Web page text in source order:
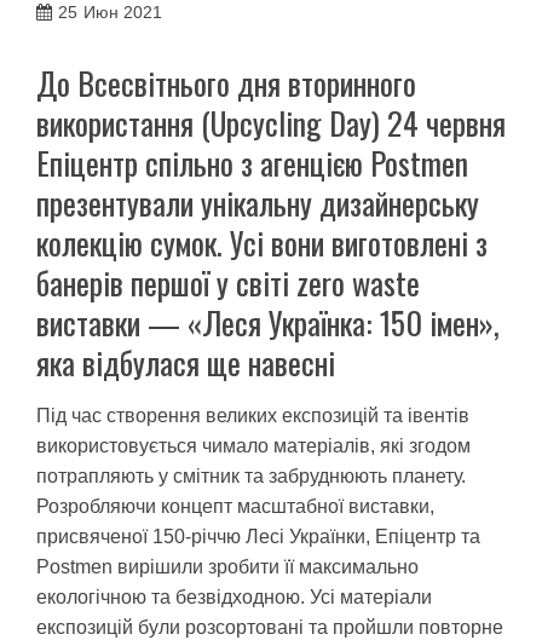
25 Июн 2021
До Всесвітнього дня вторинного
використання (Upcycling Day) 24 червня
Епіцентр спільно з агенцією Postmen
презентували унікальну дизайнерську
колекцію сумок. Усі вони виготовлені з
банерів першої у світі zero waste
виставки — «Леся Українка: 150 імен»,
яка відбулася ще навесні
Під час створення великих експозицій та івентів
використовується чимало матеріалів, які згодом
потрапляють у смітник та забруднюють планету.
Розробляючи концепт масштабної виставки,
присвяченої 150-річчю Лесі Українки, Епіцентр та
Postmen вирішили зробити її максимально
екологічною та безвідходною. Усі матеріали
експозицій були розсортовані та пройшли повторне